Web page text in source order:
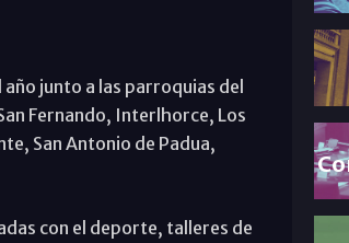
junto a las parroquias del
Fernando, Interlhorce, Los
San Antonio de Padua,
con el deporte, talleres de